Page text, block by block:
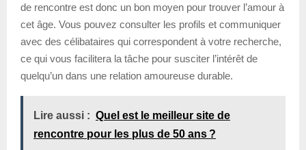
de rencontre est donc un bon moyen pour trouver l’amour à
cet âge. Vous pouvez consulter les profils et communiquer
avec des célibataires qui correspondent à votre recherche,
ce qui vous facilitera la tâche pour susciter l’intérêt de
quelqu’un dans une relation amoureuse durable.
Lire aussi : Quel est le meilleur site de
rencontre pour les plus de 50 ans ?